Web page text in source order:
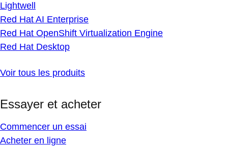
Lightwell
Red Hat AI Enterprise
Red Hat OpenShift Virtualization Engine
Red Hat Desktop
Voir tous les produits
Essayer et acheter
Commencer un essai
Acheter en ligne